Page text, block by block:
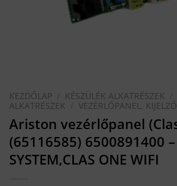
KEZDŐLAP KÉSZÜLÉK ALKATRÉSZEK
ALKATRÉSZEK
VEZÉRLŐPANEL,
Ariston vezérlőpanel
(65116585) 6500891400 –
SYSTEM,CLAS ONE WIFI